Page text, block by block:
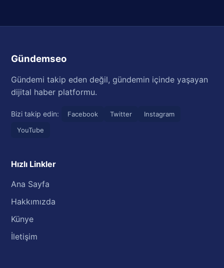
Gündemseo
Gündemi takip eden değil, gündemin içinde yaşayan
dijital haber platformu.
Bizi takip edin: Facebook Twitter
Instagram
YouTube
Hızlı Linkler
Ana Sayfa
Hakkımızda
Künye
İletişim